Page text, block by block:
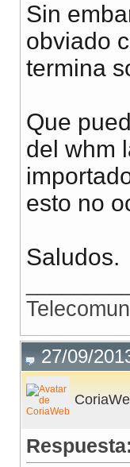
Sin
obviado
termina
Que
del whm
esto no
Saludos.
27/09/